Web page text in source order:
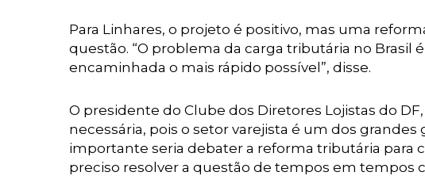
Para Linhares, o projeto é positivo, mas uma
questão. “O problema da carga tributária no Brasil
encaminhada o mais rápido possível”, disse.
O presidente do Clube dos Diretores Lojistas do
necessária, pois o setor varejista é um dos
importante seria debater a reforma tributária para
preciso resolver a questão de tempos em tempos